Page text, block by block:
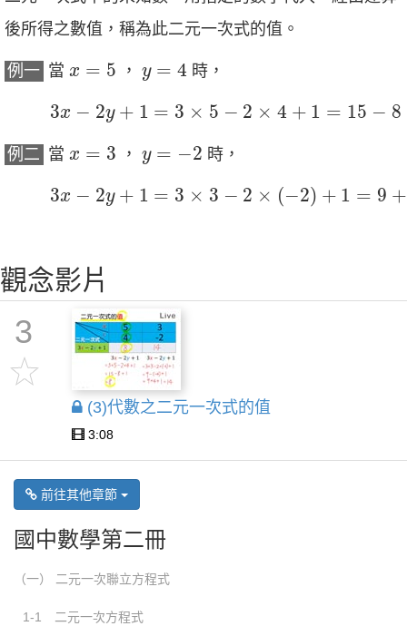
後所得之數值，稱為此二元一次式的值。
例一 當 x = 5
x =5 ， y = 4
y=4 時，
3x − 2y + 1 = 3 × 5 − 2 × 4 + 1 = 15 − 8
x−2 1= 3 5 −2 ×4+ 1= 15− 8+1 = 8
例二 當 x = 3
x =3 ， y = −2
y=− 時，
3x − 2y + 1 = 3 × 3 − 2 × (−2) + 1 = 9 +
x−2 1= 3 3 ×( − 2 )+ =9 + 4+ 1=14
觀念影片
3
(3)代數之二元一次式的值
3:08
前往其他章節
國中數學第二冊
（一） 二元一次聯立方程式
1-1 二元一次方程式